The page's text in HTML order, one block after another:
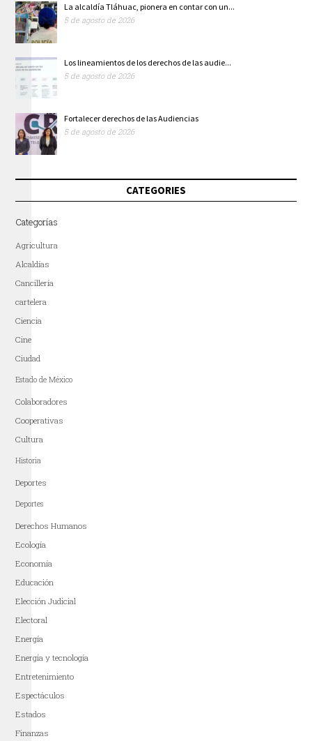
La alcaldía Tláhuac, pionera en contar con un...
5 de agosto de 2026
Los lineamientos de los derechos de las audie...
5 de agosto de 2026
Fortalecer derechos de las Audiencias
5 de agosto de 2026
CATEGORIES
Categorías
Agricultura
Alcaldías
Cancillería
cartelera
Ciencia
Cine
Ciudad
Estado de México
Colaboradores
Cooperativas
Cultura
Historia
Deportes
Deportes
Derechos Humanos
Ecología
Economía
Educación
Elección Judicial
Electoral
Energía
Energía y tecnología
Entretenimiento
Espectáculos
Estados
Finanzas